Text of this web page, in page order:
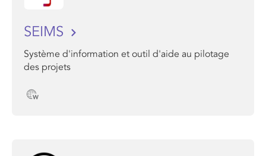
SEIMS
Système d'information et outil d'aide au pilotage
des projets